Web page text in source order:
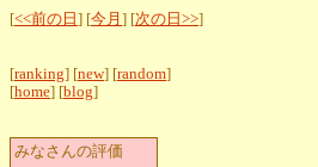
[<<前の日 ] [今月 ] [次の日>>]
[ranking] [new] [random]
[home] [blog]
みなさんの評価